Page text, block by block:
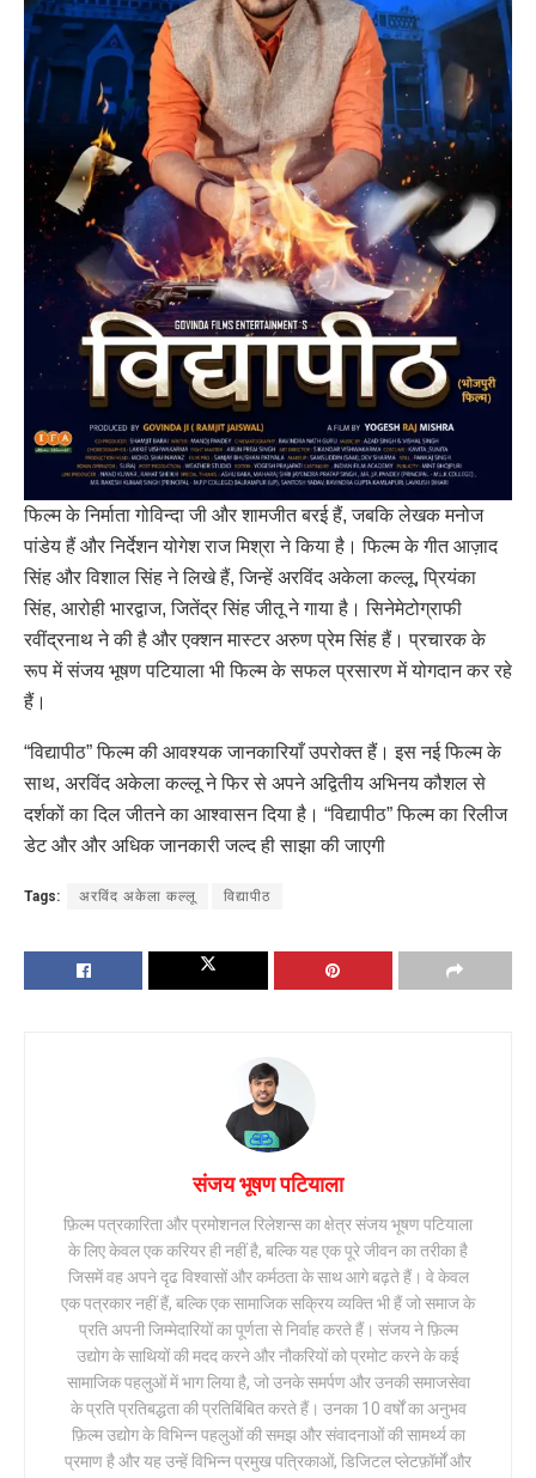
फिल्म के निर्माता गोविन्दा जी और शामजीत बरई हैं, जबकि लेखक मनोज
पांडेय हैं और निर्देशन योगेश राज मिश्रा ने किया है। फिल्म के गीत आज़ाद
सिंह और विशाल सिंह ने लिखे हैं, जिन्हें अरविंद अकेला कल्लू, प्रियंका
सिंह, आरोही भारद्वाज, जितेंद्र सिंह जीतू ने गाया है। सिनेमेटोग्राफी
रवींद्रनाथ ने की है और एक्शन मास्टर अरुण प्रेम सिंह हैं। प्रचारक के
रूप में संजय भूषण पटियाला भी फिल्म के सफल प्रसारण में योगदान कर रहे
हैं।
“विद्यापीठ” फिल्म की आवश्यक जानकारियाँ उपरोक्त हैं। इस नई फिल्म के
साथ, अरविंद अकेला कल्लू ने फिर से अपने अद्वितीय अभिनय कौशल से
दर्शकों का दिल जीतने का आश्वासन दिया है। “विद्यापीठ” फिल्म का रिलीज
डेट और और अधिक जानकारी जल्द ही साझा की जाएगी
Tags: अरविंद अकेला कल्लू विद्यापीठ
संजय भूषण पटियाला
फ़िल्म पत्रकारिता और प्रमोशनल रिलेशन्स का क्षेत्र संजय भूषण पटियाला
के लिए केवल एक करियर ही नहीं है, बल्कि यह एक पूरे जीवन का तरीका है
जिसमें वह अपने दृढ विश्वासों और कर्मठता के साथ आगे बढ़ते हैं। वे केवल
एक पत्रकार नहीं हैं, बल्कि एक सामाजिक सक्रिय व्यक्ति भी हैं जो समाज के
प्रति अपनी जिम्मेदारियों का पूर्णता से निर्वाह करते हैं। संजय ने फ़िल्म
उद्योग के साथियों की मदद करने और नौकरियों को प्रमोट करने के कई
सामाजिक पहलुओं में भाग लिया है, जो उनके समर्पण और उनकी समाजसेवा
के प्रति प्रतिबद्धता की प्रतिबिंबित करते हैं। उनका 10 वर्षों का अनुभव
फ़िल्म उद्योग के विभिन्न पहलुओं की समझ और संवादनाओं की सामर्थ्य का
प्रमाण है और यह उन्हें विभिन्न प्रमुख पत्रिकाओं, डिजिटल प्लेटफ़ॉर्मों और